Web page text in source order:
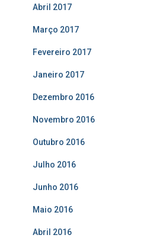
Abril 2017
Março 2017
Fevereiro 2017
Janeiro 2017
Dezembro 2016
Novembro 2016
Outubro 2016
Julho 2016
Junho 2016
Maio 2016
Abril 2016